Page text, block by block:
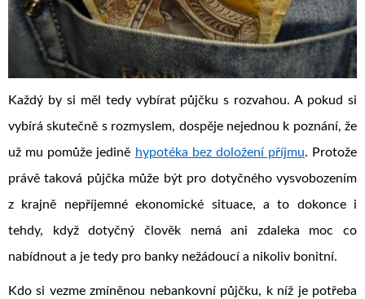
Každý by si měl tedy vybírat půjčku s rozvahou. A pokud si
vybírá skutečně s rozmyslem, dospěje nejednou k poznání, že
už mu pomůže jedině hypotéka bez doložení příjmu. Protože
právě taková půjčka může být pro dotyčného vysvobozením
z krajně nepříjemné ekonomické situace, a to dokonce i
tehdy, když dotyčný člověk nemá ani zdaleka moc co
nabídnout a je tedy pro banky nežádoucí a nikoliv bonitní.
Kdo si vezme zmíněnou nebankovní půjčku, k níž je potřeba